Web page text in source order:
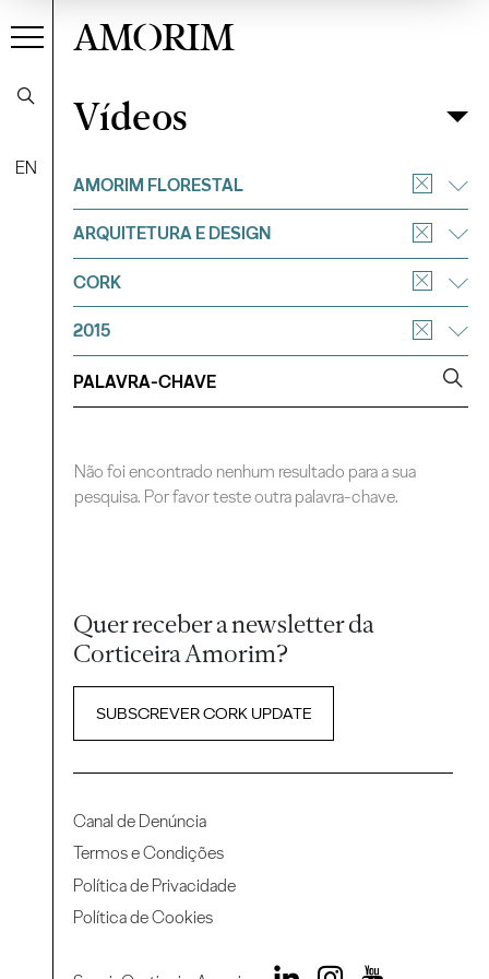
EN
AMORIM
VídeosFiltrar
Vídeos
AMORIM FLORESTAL
ARQUITETURA E DESIGN
CORK
2015
Não foi encontrado nenhum resultado para a sua
pesquisa. Por favor teste outra palavra-chave.
Quer receber a newsletter da
Corticeira Amorim?
SUBSCREVER CORK UPDATE
Canal de Denúncia
Termos e Condições
Política de Privacidade
Política de Cookies